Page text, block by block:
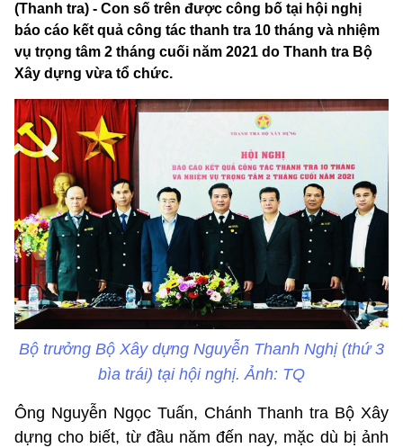
(Thanh tra) - Con số trên được công bố tại hội nghị
báo cáo kết quả công tác thanh tra 10 tháng và nhiệm
vụ trọng tâm 2 tháng cuối năm 2021 do Thanh tra Bộ
Xây dựng vừa tổ chức.
Bộ trưởng Bộ Xây dựng Nguyễn Thanh Nghị (thứ 3
bìa trái) tại hội nghị. Ảnh: TQ
Ông Nguyễn Ngọc Tuấn, Chánh Thanh tra Bộ Xây
dựng cho biết, từ đầu năm đến nay, mặc dù bị ảnh